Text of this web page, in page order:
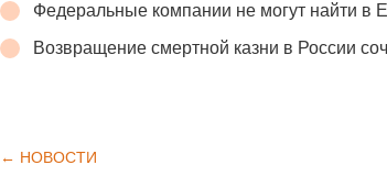
Федеральные компании не могут найти в
Возвращение смертной казни в России
← НОВОСТИ